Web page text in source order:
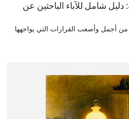
دليل شامل للآباء الباحثين عن
من أجمل وأصعب القرارات التي يواجهها